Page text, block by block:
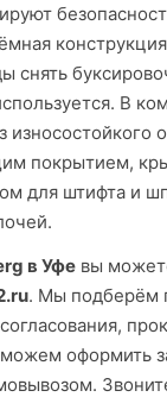
снять
В
покрытием,
для штифта и
в Уфе вы
. Мы подберём
оформить